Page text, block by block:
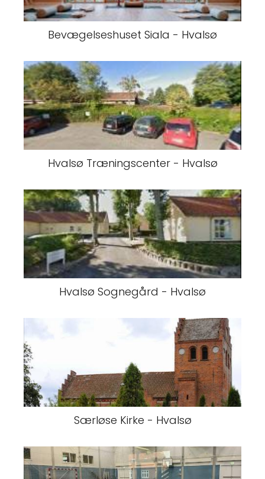
Bevægelseshuset Siala - Hvalsø
Hvalsø Træningscenter - Hvalsø
Hvalsø Sognegård - Hvalsø
Særløse Kirke - Hvalsø